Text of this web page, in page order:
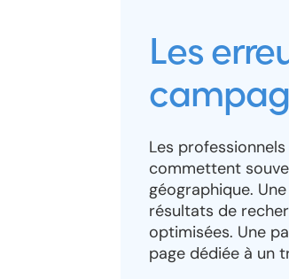
Les
Les
commettent
géographique.
résultats de
optimisées. Une
page dédiée à un